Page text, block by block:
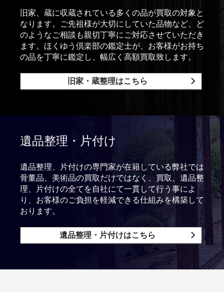
旧家、蔵に収蔵されている多くの品が買取の対象と
なります。ご先祖様が大切にしていた品物など、ど
のようなご相談も親切丁寧にご対応させていただき
ます。ほくゆう倶楽部の鑑定士が、お客様がお持ち
の品を丁寧に鑑定し、幅広く高額買取致します。
旧家・蔵整理はこちら
遺品整理・片付け
遺品整理、片付けの専門家が在籍している弊社では
骨董品、美術品の買取だけではなく、買取、遺品整
理、片付けの全てを自社にて一貫して行う事によ
り、お客様のご負担を軽減できる仕組みを構築して
おります。
遺品整理・片付けはこちら